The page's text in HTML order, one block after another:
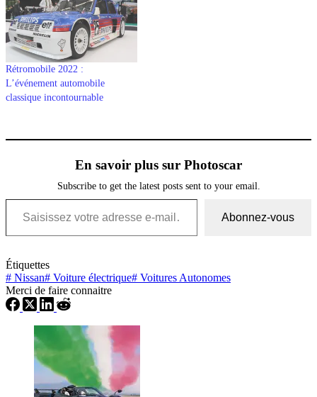
Rétromobile 2022 :
L’événement automobile
classique incontournable
En savoir plus sur Photoscar
Subscribe to get the latest posts sent to your email.
Saisissez votre adresse e-mail…
Abonnez-vous
Étiquettes
# Nissan# Voiture électrique# Voitures Autonomes
Merci de faire connaitre